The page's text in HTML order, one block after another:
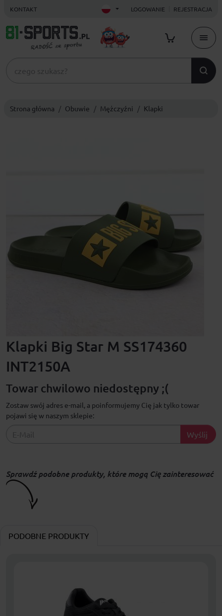
KONTAKT LOGOWANIE REJESTRACJA
Strona główna Obuwie Mężczyźni Klapki
Klapki Big Star M SS174360
INT2150A
Towar chwilowo niedostępny ;(
Zostaw swój adres e-mail, a poinformujemy Cię jak tylko towar
pojawi się w naszym sklepie:
Wyślij
Sprawdź podobne produkty, które mogą Cię zainteresować
PODOBNE PRODUKTY